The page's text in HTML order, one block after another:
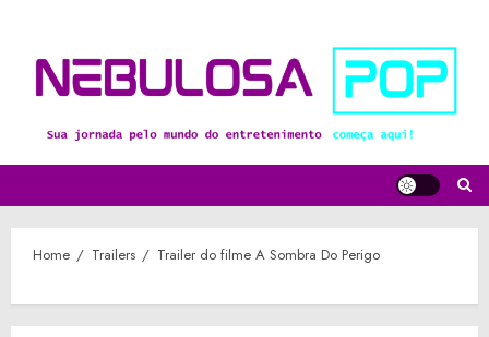
content
Home Trailers Trailer do filme A Sombra Do Perigo